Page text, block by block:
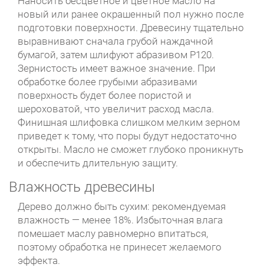
новый или ранее окрашенный пол нужно после
подготовки поверхности. Древесину тщательно
выравнивают сначала грубой наждачной
бумагой, затем шлифуют абразивом Р120.
Зернистость имеет важное значение. При
обработке более грубыми абразивами
поверхность будет более пористой и
шероховатой, что увеличит расход масла.
Финишная шлифовка слишком мелким зерном
приведет к тому, что поры будут недостаточно
открыты. Масло не сможет глубоко проникнуть
и обеспечить длительную защиту.
Влажность древесины
Дерево должно быть сухим: рекомендуемая
влажность — менее 18%. Избыточная влага
помешает маслу равномерно впитаться,
поэтому обработка не принесет желаемого
эффекта.